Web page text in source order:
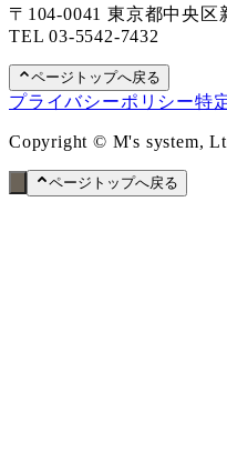
〒104-0041 東京都中央区
TEL03-5542-7432
ページトップへ戻る
プライバシーポリシー特
Copyright © M's system,
ページトップへ戻る